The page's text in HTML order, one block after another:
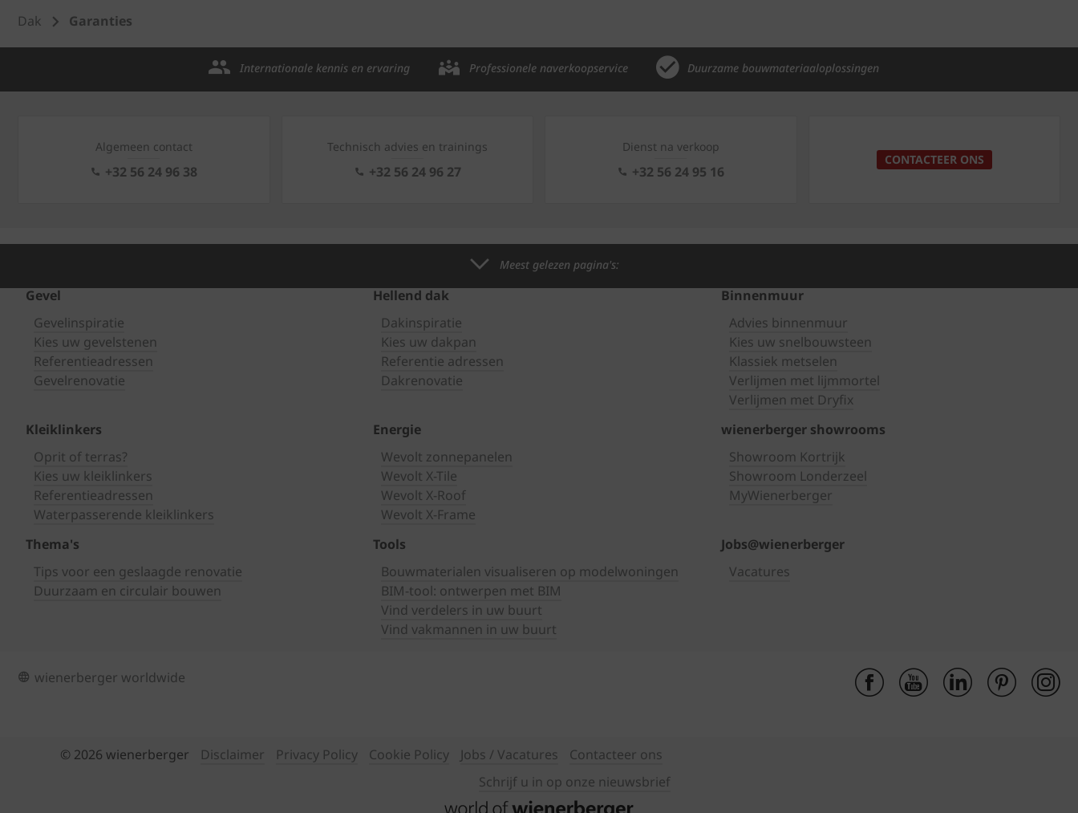
Dak Garanties
Internationale kennis en ervaring Professionele naverkoopservice Duurzame bouwmateriaaloplossingen
Algemeen contact
+32 56 24 96 38
Technisch advies en trainings
+32 56 24 96 27
Dienst na verkoop
+32 56 24 95 16
CONTACTEER ONS
Meest gelezen pagina's:
Gevel
Gevelinspiratie
Kies uw gevelstenen
Referentieadressen
Gevelrenovatie
Hellend dak
Dakinspiratie
Kies uw dakpan
Referentie adressen
Dakrenovatie
Binnenmuur
Advies binnenmuur
Kies uw snelbouwsteen
Klassiek metselen
Verlijmen met lijmmortel
Verlijmen met Dryfix
Kleiklinkers
Oprit of terras?
Kies uw kleiklinkers
Referentieadressen
Waterpasserende kleiklinkers
Energie
Wevolt zonnepanelen
Wevolt X-Tile
Wevolt X-Roof
Wevolt X-Frame
wienerberger showrooms
Showroom Kortrijk
Showroom Londerzeel
MyWienerberger
Thema's
Tips voor een geslaagde renovatie
Duurzaam en circulair bouwen
Tools
Bouwmaterialen visualiseren op modelwoningen
BIM-tool: ontwerpen met BIM
Vind verdelers in uw buurt
Vind vakmannen in uw buurt
Jobs@wienerberger
Vacatures
wienerberger worldwide
© 2026 wienerberger Disclaimer Privacy Policy Cookie Policy Jobs / Vacatures
Contacteer ons
Schrijf u in op onze nieuwsbrief